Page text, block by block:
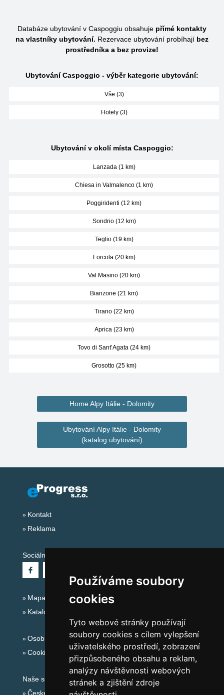
Používáme soubory
cookies
Tyto webové stránky používají
soubory cookies s cílem vylepšení
uživatelského prostředí, zobrazení
přizpůsobeného obsahu a reklam,
analýzy návštěvnosti webových
stránek a zjištění zdroje
Databáze ubytování v Caspoggiu obsahuje přímé kontakty
na vlastníky ubytování. Rezervace ubytování probíhají bez
prostředníka a bez provize!
Ubytování Caspoggio - výběr kategorie ubytování:
Vše (3)
Hotely (3)
Ubytování v okolí místa Caspoggio:
Lanzada (1 km)
Chiesa in Valmalenco (1 km)
Poggiridenti (12 km)
Sondrio (12 km)
Teglio (19 km)
Forcola (20 km)
Val Masino (20 km)
Bianzone (21 km)
Tirano (22 km)
Aprica (23 km)
Tovo di Sant’Agata (24 km)
Grosotto (25 km)
Home Alpy Itálie - Dolomity
Ubytování Alpy Itálie - Dolomity
(katalog ubytování)
Kontakt
Reklama
Sociální sítě:
Mapa serveru Alpy Itálie - Dolomity
Katalog ubytování
Osobní údaje
Cookies
Naše servery:
České hory